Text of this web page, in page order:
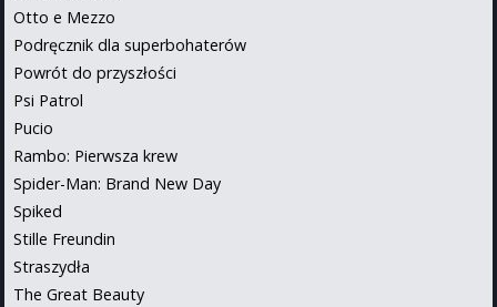
Otto e Mezzo
Podręcznik dla superbohaterów
Powrót do przyszłości
Psi Patrol
Pucio
Rambo: Pierwsza krew
Spider-Man: Brand New Day
Spiked
Stille Freundin
Straszydła
The Great Beauty